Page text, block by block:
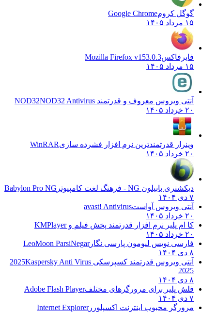
گوگل کروم Google Chrome
فایرفاکس Mozilla Firefox v153.0.3
آنتی ویروس معروف و قدرتمند NOD32NOD32 Antivirus
وینرار قدرتمندترین نرم افزار فشرده سازی WinRAR
دیکشنری بابیلون NG - فرهنگ لغت کامپیوتر
Babylon Pro NG
آنتی ویروس آواست avast! Antivirus
کا ام پلیر نرم افزار قدرتمند پخش فیلم وKMPlayer
فارسی نویس لیومون پارسی نگارLeoMoon ParsiNegar
آنتی ویروس قدرتمند کسپرسکی 2025 Kaspersky Anti Virus
فلش پلیر برای مرورگرهای مختلفAdobe Flash Player
مرورگر محبوب اینترنت اکسپلوررInternet Explorer